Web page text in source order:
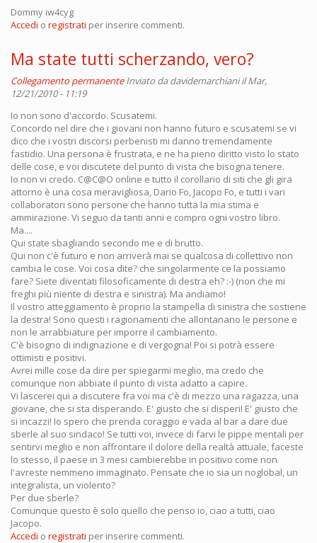
Dommy iw4cyg
Accedi o registrati per inserire commenti.
Ma state tutti scherzando, vero?
Collegamento permanente Inviato dadavidemarchianiil Mar,
12/21/2010 - 11:19
Io non sono d'accordo. Scusatemi.
Concordo nel dire che i giovani non hanno futuro e scusatemi se vi
dico che i vostri discorsi perbenisti mi danno tremendamente
fastidio. Una persona è frustrata, e ne ha pieno diritto visto lo stato
delle cose, e voi discutete del punto di vista che bisogna tenere.
Io non vi credo. C@C@O online e tutto il corollario di siti che gli gira
attorno è una cosa meravigliosa, Dario Fo, Jacopo Fo, e tutti i vari
collaboratori sono persone che hanno tutta la mia stima e
ammirazione. Vi seguo da tanti anni e compro ogni vostro libro.
Ma....
Qui state sbagliando secondo me e di brutto.
Qui non c'è futuro e non arriverà mai se qualcosa di collettivo non
cambia le cose. Voi cosa dite? che singolarmente ce la possiamo
fare? Siete diventati filosoficamente di destra eh? :-) (non che mi
freghi più niente di destra e sinistra). Ma andiamo!
Il vostro atteggiamento è proprio la stampella di sinistra che sostiene
la destra! Sono questi i ragionamenti che allontanano le persone e
non le arrabbiature per imporre il cambiamento.
C'è bisogno di indignazione e di vergogna! Poi si potrà essere
ottimisti e positivi.
Avrei mille cose da dire per spiegarmi meglio, ma credo che
comunque non abbiate il punto di vista adatto a capire.
Vi lascerei qui a discutere fra voi ma c'è di mezzo una ragazza, una
giovane, che si sta disperando. E' giusto che si disperi! E' giusto che
si incazzi! Io spero che prenda coraggio e vada al bar a dare due
sberle al suo sindaco! Se tutti voi, invece di farvi le pippe mentali per
sentirvi meglio e non affrontare il dolore della realtà attuale, faceste
lo stesso, il paese in 3 mesi cambierebbe in positivo come non
l'avreste nemmeno immaginato. Pensate che io sia un noglobal, un
integralista, un violento?
Per due sberle?
Comunque questo è solo quello che penso io, ciao a tutti, ciao
Jacopo.
Accedi o registrati per inserire commenti.